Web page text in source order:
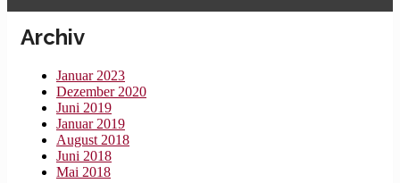
Archiv
Januar 2023
Dezember 2020
Juni 2019
Januar 2019
August 2018
Juni 2018
Mai 2018